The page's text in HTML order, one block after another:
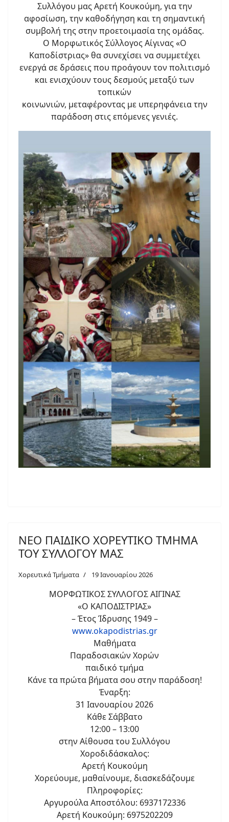
Συλλόγου μας Αρετή Κουκούμη, για την
αφοσίωση, την καθοδήγηση και τη σημαντική
συμβολή της στην προετοιμασία της ομάδας.
Ο Μορφωτικός Σύλλογος Αίγινας «Ο
Καποδίστριας» θα συνεχίσει να συμμετέχει
ενεργά σε δράσεις που προάγουν τον πολιτισμό
και ενισχύουν τους δεσμούς μεταξύ των
τοπικών
κοινωνιών, μεταφέροντας με υπερηφάνεια την
παράδοση στις επόμενες γενιές.
ΝΕΟ ΠΑΙΔΙΚΟ ΧΟΡΕΥΤΙΚΟ ΤΜΗΜΑ
ΤΟΥ ΣΥΛΛΟΓΟΥ ΜΑΣ
Χορευτικά Τμήματα 19 Ιανουαρίου 2026
ΜΟΡΦΩΤΙΚΟΣ ΣΥΛΛΟΓΟΣ ΑΙΓΙΝΑΣ
«Ο ΚΑΠΟΔΙΣΤΡΙΑΣ»
– Έτος Ίδρυσης 1949 –
www.okapodistrias.gr
Μαθήματα
Παραδοσιακών Χορών
παιδικό τμήμα
Κάνε τα πρώτα βήματα σου στην παράδοση!
Έναρξη:
31 Ιανουαρίου 2026
Κάθε Σάββατο
12:00 – 13:00
στην Αίθουσα του Συλλόγου
Χοροδιδάσκαλος:
Αρετή Κουκούμη
Χορεύουμε, μαθαίνουμε, διασκεδάζουμε
Πληροφορίες:
Αργυρούλα Αποστόλου: 6937172336
Αρετή Κουκούμη: 6975202209